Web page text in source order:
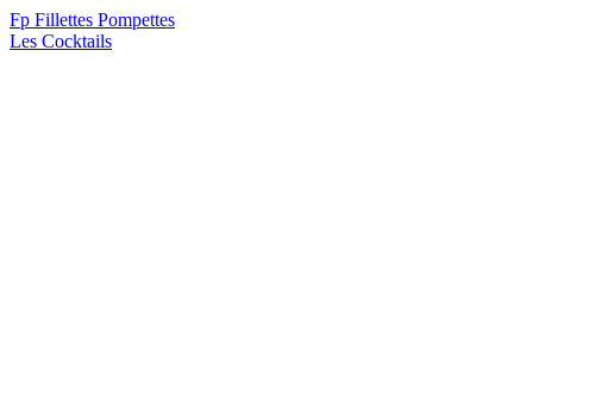
Fp Fillettes Pompettes
Les Cocktails